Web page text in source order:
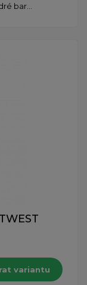
bar...
variantu